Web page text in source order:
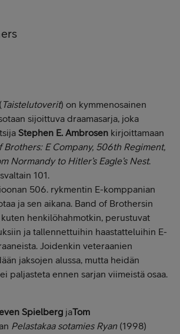
Taistelutoverit) on kymmenosainen
sijoittuva draamasarja, joka
Stephen E. Ambrosen kirjoittamaan
Brothers: E Company, 506th Regiment,
Normandy to Hitler’s Eagle’s Nest.
101.
506. rykmentin E-komppanian
ja sen aikana. Band of Brothersin
henkilöhahmotkin, perustuvat
ja tallennettuihin haastatteluihin E-
Joidenkin veteraanien
jaksojen alussa, mutta heidän
paljasteta ennen sarjan viimeistä osaa.
Spielberg jaTom
Pelastakaa sotamies Ryan(1998)